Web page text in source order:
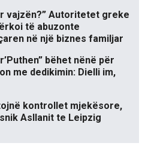
vajzën?” Autoritetet greke
të abuzonte
në një biznes familjar
bëhet nënë për
me dedikimin: Dielli im,
kontrollet mjekësore,
Asllanit te Leipzig